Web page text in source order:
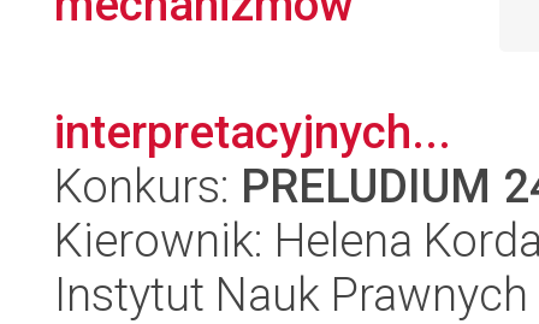
interpretacyjnych...
Konkurs: PRELUDIUM
Kierownik: Helena
Instytut Nauk Prawnych